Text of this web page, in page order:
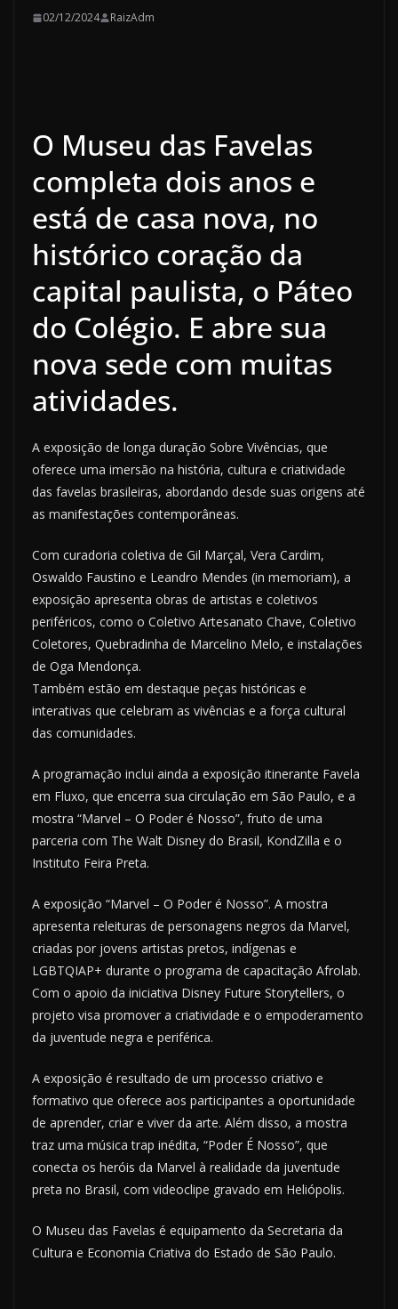
02/12/2024 RaizAdm
O Museu das Favelas
completa dois anos e
está de casa nova, no
histórico coração da
capital paulista, o Páteo
do Colégio. E abre sua
nova sede com muitas
atividades.
A exposição de longa duração Sobre Vivências, que
oferece uma imersão na história, cultura e criatividade
das favelas brasileiras, abordando desde suas origens até
as manifestações contemporâneas.
Com curadoria coletiva de Gil Marçal, Vera Cardim,
Oswaldo Faustino e Leandro Mendes (in memoriam), a
exposição apresenta obras de artistas e coletivos
periféricos, como o Coletivo Artesanato Chave, Coletivo
Coletores, Quebradinha de Marcelino Melo, e instalações
de Oga Mendonça.
Também estão em destaque peças históricas e
interativas que celebram as vivências e a força cultural
das comunidades.
A programação inclui ainda a exposição itinerante Favela
em Fluxo, que encerra sua circulação em São Paulo, e a
mostra “Marvel – O Poder é Nosso”, fruto de uma
parceria com The Walt Disney do Brasil, KondZilla e o
Instituto Feira Preta.
A exposição “Marvel – O Poder é Nosso”. A mostra
apresenta releituras de personagens negros da Marvel,
criadas por jovens artistas pretos, indígenas e
LGBTQIAP+ durante o programa de capacitação Afrolab.
Com o apoio da iniciativa Disney Future Storytellers, o
projeto visa promover a criatividade e o empoderamento
da juventude negra e periférica.
A exposição é resultado de um processo criativo e
formativo que oferece aos participantes a oportunidade
de aprender, criar e viver da arte. Além disso, a mostra
traz uma música trap inédita, “Poder É Nosso”, que
conecta os heróis da Marvel à realidade da juventude
preta no Brasil, com videoclipe gravado em Heliópolis.
O Museu das Favelas é equipamento da Secretaria da
Cultura e Economia Criativa do Estado de São Paulo.